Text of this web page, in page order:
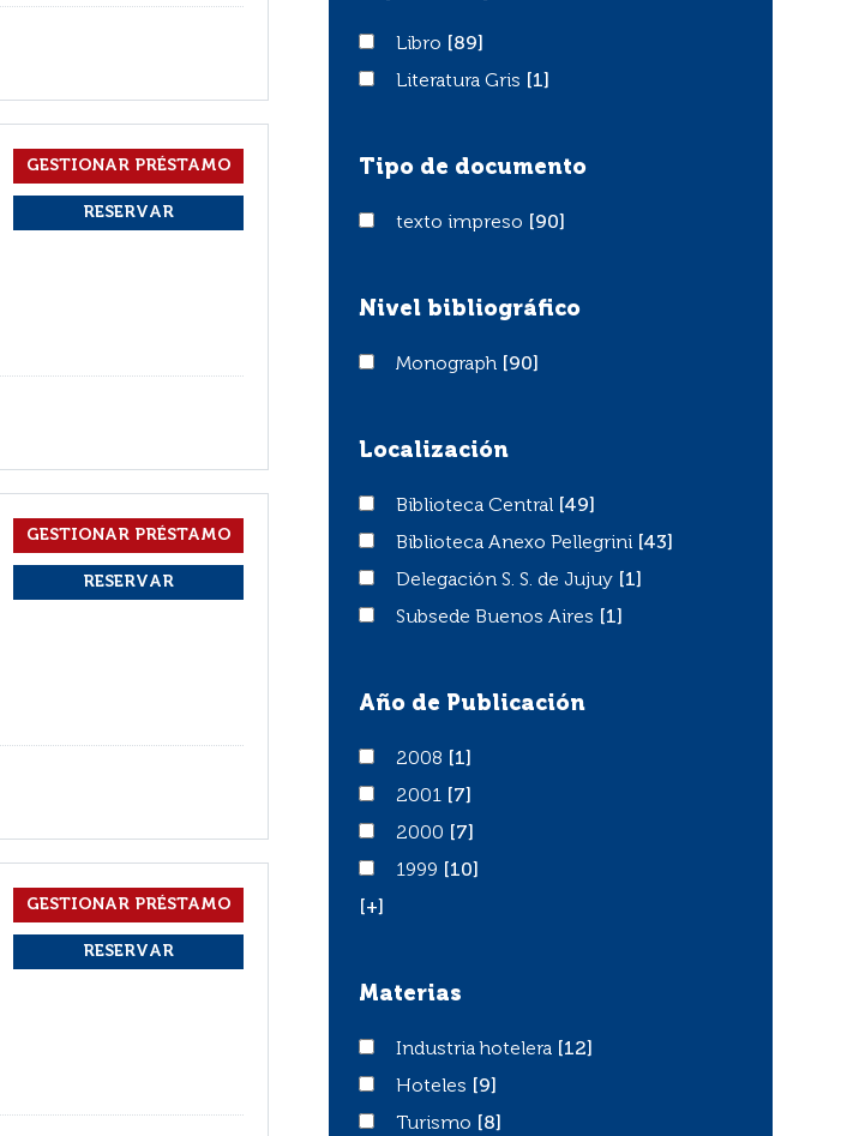
LibroLibro
[89]
Literatura Gris
Literatura Gris [1]
Tipo de documento
texto impreso
texto impreso [90]
Nivel bibliográfico
Monograph
Monograph [90]
Localización
Biblioteca Central
Biblioteca Central
[49]
Biblioteca Anexo Pellegrini
Biblioteca Anexo Pellegrini
[43]
Delegación S. S. de Jujuy
Delegación S. S. de Jujuy
[1]
Subsede Buenos Aires
Subsede Buenos Aires [1]
Año de Publicación
20082008
[1]
20012001
[7]
20002000
[7]
19991999
[10]
[+]
Materias
Industria hotelera
Industria hotelera
[12]
HotelesHoteles
[9]
TurismoTurismo
[8]